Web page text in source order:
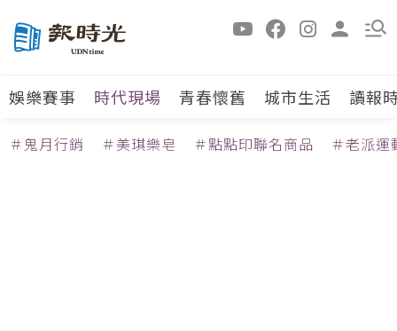
娛樂賽事 時代現場 青春懷舊 城市生活 讀報
＃鬼月行銷 ＃美琪樂皂 ＃點點印聯名商品 ＃老派運